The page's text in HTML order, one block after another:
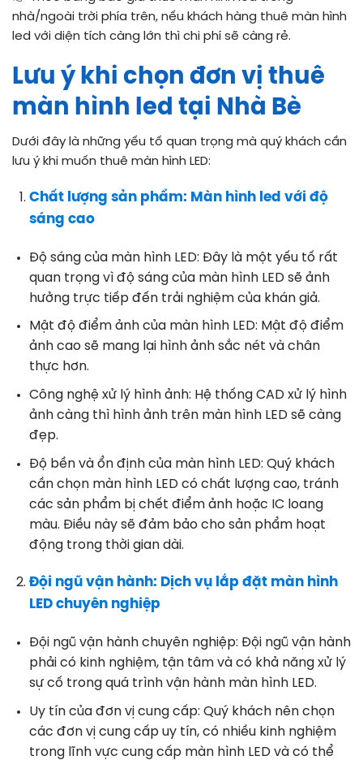
nhà/ngoài trời phía trên, nếu khách hàng thuê màn hình
led với diện tích càng lớn thì chi phí sẽ càng rẻ.
Lưu ý khi chọn đơn vị thuê
màn hình led tại Nhà Bè
Dưới đây là những yếu tố quan trọng mà quý khách cần
lưu ý khi muốn thuê màn hình LED:
Chất lượng sản phẩm: Màn hình led với độ
sáng cao
Độ sáng của màn hình LED: Đây là một yếu tố rất
quan trọng vì độ sáng của màn hình LED sẽ ảnh
hưởng trực tiếp đến trải nghiệm của khán giả.
Mật độ điểm ảnh của màn hình LED: Mật độ điểm
ảnh cao sẽ mang lại hình ảnh sắc nét và chân
thực hơn.
Công nghệ xử lý hình ảnh: Hệ thống CAD xử lý hình
ảnh càng thì hình ảnh trên màn hình LED sẽ càng
đẹp.
Độ bền và ổn định của màn hình LED: Quý khách
cần chọn màn hình LED có chất lượng cao, tránh
các sản phẩm bị chết điểm ảnh hoặc IC loang
màu. Điều này sẽ đảm bảo cho sản phẩm hoạt
động trong thời gian dài.
Đội ngũ vận hành: Dịch vụ lắp đặt màn hình
LED chuyên nghiệp
Đội ngũ vận hành chuyên nghiệp: Đội ngũ vận hành
phải có kinh nghiệm, tận tâm và có khả năng xử lý
sự cố trong quá trình vận hành màn hình LED.
Uy tín của đơn vị cung cấp: Quý khách nên chọn
các đơn vị cung cấp uy tín, có nhiều kinh nghiệm
trong lĩnh vực cung cấp màn hình LED và có thể